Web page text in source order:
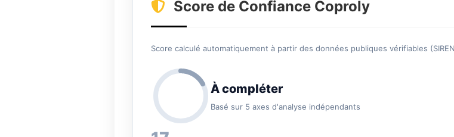
Score de Confiance Coproly
Score calculé automatiquement à partir des données publiques vérifiables
À compléter
Basé sur 5 axes d'analyse indépendants